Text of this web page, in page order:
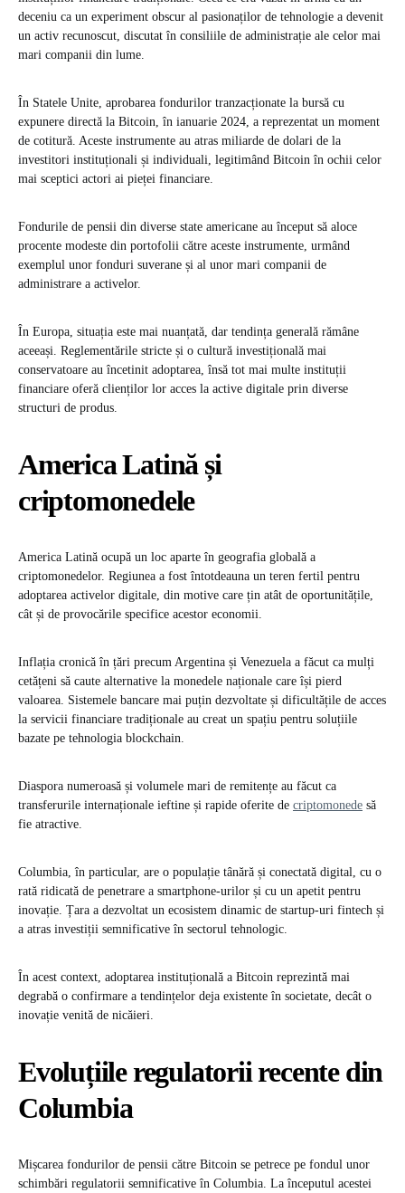
deceniu ca un experiment obscur al pasionaților de tehnologie a devenit
un activ recunoscut, discutat în consiliile de administrație ale celor mai
mari companii din lume.
În Statele Unite, aprobarea fondurilor tranzacționate la bursă cu
expunere directă la Bitcoin, în ianuarie 2024, a reprezentat un moment
de cotitură. Aceste instrumente au atras miliarde de dolari de la
investitori instituționali și individuali, legitimând Bitcoin în ochii celor
mai sceptici actori ai pieței financiare.
Fondurile de pensii din diverse state americane au început să aloce
procente modeste din portofolii către aceste instrumente, urmând
exemplul unor fonduri suverane și al unor mari companii de
administrare a activelor.
În Europa, situația este mai nuanțată, dar tendința generală rămâne
aceeași. Reglementările stricte și o cultură investițională mai
conservatoare au încetinit adoptarea, însă tot mai multe instituții
financiare oferă clienților lor acces la active digitale prin diverse
structuri de produs.
America Latină și
criptomonedele
America Latină ocupă un loc aparte în geografia globală a
criptomonedelor. Regiunea a fost întotdeauna un teren fertil pentru
adoptarea activelor digitale, din motive care țin atât de oportunitățile,
cât și de provocările specifice acestor economii.
Inflația cronică în țări precum Argentina și Venezuela a făcut ca mulți
cetățeni să caute alternative la monedele naționale care își pierd
valoarea. Sistemele bancare mai puțin dezvoltate și dificultățile de acces
la servicii financiare tradiționale au creat un spațiu pentru soluțiile
bazate pe tehnologia blockchain.
Diaspora numeroasă și volumele mari de remitențe au făcut ca
transferurile internaționale ieftine și rapide oferite de criptomonede să
fie atractive.
Columbia, în particular, are o populație tânără și conectată digital, cu o
rată ridicată de penetrare a smartphone-urilor și cu un apetit pentru
inovație. Țara a dezvoltat un ecosistem dinamic de startup-uri fintech și
a atras investiții semnificative în sectorul tehnologic.
În acest context, adoptarea instituțională a Bitcoin reprezintă mai
degrabă o confirmare a tendințelor deja existente în societate, decât o
inovație venită de nicăieri.
Evoluțiile regulatorii recente din
Columbia
Mișcarea fondurilor de pensii către Bitcoin se petrece pe fondul unor
schimbări regulatorii semnificative în Columbia. La începutul acestei